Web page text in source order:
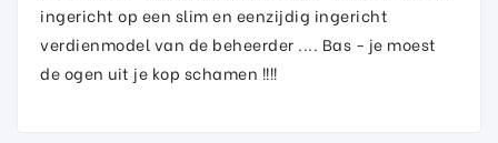
ingericht op een slim en eenzijdig ingericht
verdienmodel van de beheerder .... Bas - je moest
de ogen uit je kop schamen !!!!